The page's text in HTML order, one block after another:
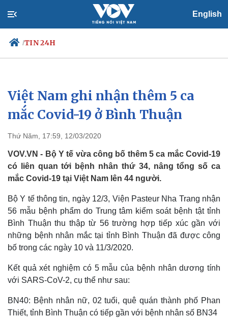
English
/TIN 24H
Chính trị
Đảng
Tổ chức nhân sự
Nhận diện sự thật
Xã hội
Tin 24h
Dự báo thời tiết
Việc làm
Biển đảo
Việt Nam ghi nhận thêm 5 ca
mắc Covid-19 ở Bình Thuận
Thứ Năm, 17:59, 12/03/2020
VOV.VN - Bộ Y tế vừa công bố thêm 5 ca mắc Covid-19
có liên quan tới bệnh nhân thứ 34, nâng tổng số ca
mắc Covid-19 tại Việt Nam lên 44 người.
Bộ Y tế thông tin, ngày 12/3, Viện Pasteur Nha Trang nhận
56 mẫu bệnh phẩm do Trung tâm kiểm soát bệnh tật tỉnh
Bình Thuận thu thập từ 56 trường hợp tiếp xúc gần với
những bệnh nhân mắc tại tỉnh Bình Thuận đã được công
bố trong các ngày 10 và 11/3/2020.
Kết quả xét nghiệm có 5 mẫu của bệnh nhân dương tính
với SARS-CoV-2, cụ thể như sau:
BN40: Bệnh nhân nữ, 02 tuổi, quê quán thành phố Phan
Thiết, tỉnh Bình Thuận có tiếp gần với bệnh nhân số BN34